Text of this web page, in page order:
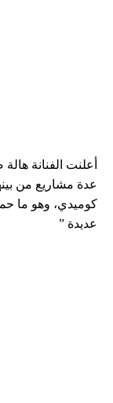
أعلنت الفنانة
عدة مشاريع من
كوميدي، وهو ما
عديدة ”